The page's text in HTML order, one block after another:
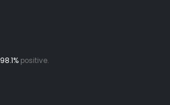
98.1% positive.